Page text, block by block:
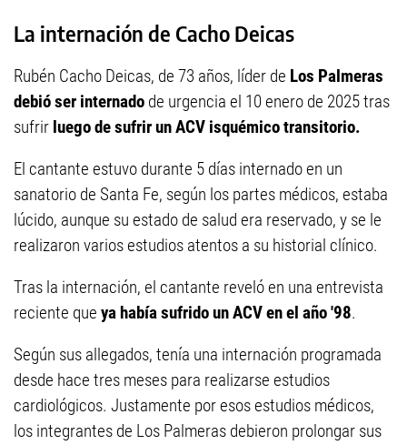
La internación de Cacho Deicas
Rubén Cacho Deicas, de 73 años, líder de Los Palmeras
debió ser internado de urgencia el 10 enero de 2025 tras
sufrir luego de sufrir un ACV isquémico transitorio.
El cantante estuvo durante 5 días internado en un
sanatorio de Santa Fe, según los partes médicos, estaba
lúcido, aunque su estado de salud era reservado, y se le
realizaron varios estudios atentos a su historial clínico.
Tras la internación, el cantante reveló en una entrevista
reciente que ya había sufrido un ACV en el año '98.
Según sus allegados, tenía una internación programada
desde hace tres meses para realizarse estudios
cardiológicos. Justamente por esos estudios médicos,
los integrantes de Los Palmeras debieron prolongar sus